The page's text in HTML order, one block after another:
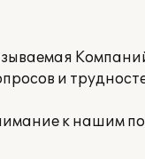
и
к нашим